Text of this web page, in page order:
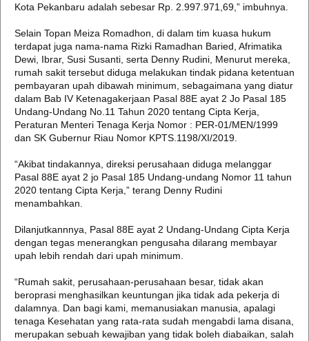
Kota Pekanbaru adalah sebesar Rp. 2.997.971,69,” imbuhnya.
Selain Topan Meiza Romadhon, di dalam tim kuasa hukum
terdapat juga nama-nama Rizki Ramadhan Baried, Afrimatika
Dewi, Ibrar, Susi Susanti, serta Denny Rudini, Menurut mereka,
rumah sakit tersebut diduga melakukan tindak pidana ketentuan
pembayaran upah dibawah minimum, sebagaimana yang diatur
dalam Bab IV Ketenagakerjaan Pasal 88E ayat 2 Jo Pasal 185
Undang-Undang No.11 Tahun 2020 tentang Cipta Kerja,
Peraturan Menteri Tenaga Kerja Nomor : PER-01/MEN/1999
dan SK Gubernur Riau Nomor KPTS.1198/XI/2019.
“Akibat tindakannya, direksi perusahaan diduga melanggar
Pasal 88E ayat 2 jo Pasal 185 Undang-undang Nomor 11 tahun
2020 tentang Cipta Kerja,” terang Denny Rudini
menambahkan.
Dilanjutkannnya, Pasal 88E ayat 2 Undang-Undang Cipta Kerja
dengan tegas menerangkan pengusaha dilarang membayar
upah lebih rendah dari upah minimum.
“Rumah sakit, perusahaan-perusahaan besar, tidak akan
beroprasi menghasilkan keuntungan jika tidak ada pekerja di
dalamnya. Dan bagi kami, memanusiakan manusia, apalagi
tenaga Kesehatan yang rata-rata sudah mengabdi lama disana,
merupakan sebuah kewajiban yang tidak boleh diabaikan, salah